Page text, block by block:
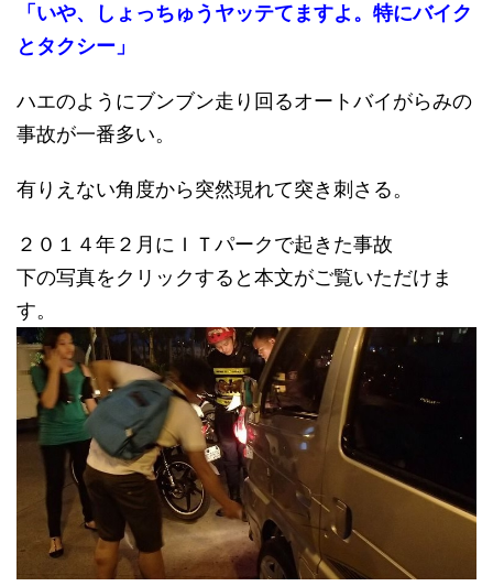
「いや、しょっちゅうヤッテてますよ。特にバイク
とタクシー」
ハエのようにブンブン走り回るオートバイがらみの
事故が一番多い。
有りえない角度から突然現れて突き刺さる。
２０１４年２月にＩＴパークで起きた事故
下の写真をクリックすると本文がご覧いただけま
す。